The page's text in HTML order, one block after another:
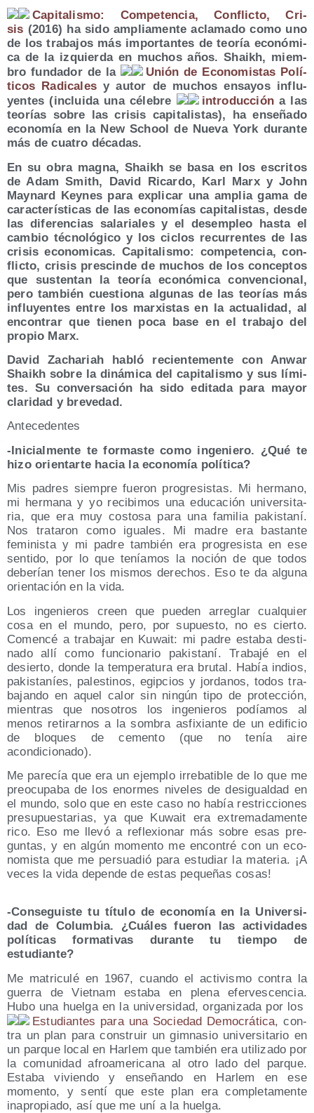
Capi­ta­lis­mo: Com­pe­ten­cia, Con­flic­to, Cri­
sis (2016) ha sido amplia­men­te acla­ma­do como uno
de los tra­ba­jos más impor­tan­tes de teo­ría eco­nó­mi­
ca de la izquier­da en muchos años. Shaikh, miem­
bro fun­da­dor de la
Unión de Eco­no­mis­tas Polí­
ti­cos Radi­ca­lesy autor de muchos ensa­yos influ­
yen­tes (inclui­da una céle­bre
intro­duc­cióna las
teo­rías sobre las cri­sis capi­ta­lis­tas), ha ense­ña­do
eco­no­mía en la New School de Nue­va York duran­te
más de cua­tro décadas.
En su obra mag­na, Shaikh se basa en los escri­tos
de Adam Smith, David Ricar­do, Karl Marx y John
May­nard Key­nes para expli­car una amplia gama de
carac­te­rís­ti­cas de las eco­no­mías capi­ta­lis­tas, des­de
las dife­ren­cias sala­ria­les y el des­em­pleo has­ta el
cam­bio téc­no­ló­gi­co y los ciclos recu­rren­tes de las
cri­sis eco­no­mi­cas. Capi­ta­lis­mo: com­pe­ten­cia, con­
flic­to, cri­sis pres­cin­de de muchos de los con­cep­tos
que sus­ten­tan la teo­ría eco­nó­mi­ca con­ven­cio­nal,
pero tam­bién cues­tio­na algu­nas de las teo­rías más
influ­yen­tes entre los mar­xis­tas en la actua­li­dad, al
encon­trar que tie­nen poca base en el tra­ba­jo del
pro­pio Marx.
David Zacha­riah habló recien­te­men­te con Anwar
Shaikh sobre la diná­mi­ca del capi­ta­lis­mo y sus lími­
tes. Su con­ver­sa­ción ha sido edi­ta­da para mayor
cla­ri­dad y brevedad.
Ante­ce­den­tes
-Ini­cial­men­te te for­mas­te como inge­nie­ro. ¿Qué te
hizo orien­tar­te hacia la eco­no­mía política?
Mis padres siem­pre fue­ron pro­gre­sis­tas. Mi her­mano,
mi her­ma­na y yo reci­bi­mos una edu­ca­ción uni­ver­si­ta­
ria, que era muy cos­to­sa para una fami­lia pakis­ta­ní.
Nos tra­ta­ron como igua­les. Mi madre era bas­tan­te
femi­nis­ta y mi padre tam­bién era pro­gre­sis­ta en ese
sen­ti­do, por lo que tenía­mos la noción de que todos
debe­rían tener los mis­mos dere­chos. Eso te da algu­na
orien­ta­ción en la vida.
Los inge­nie­ros creen que pue­den arre­glar cual­quier
cosa en el mun­do, pero, por supues­to, no es cier­to.
Comen­cé a tra­ba­jar en Kuwait: mi padre esta­ba des­ti­
na­do allí como fun­cio­na­rio pakis­ta­ní. Tra­ba­jé en el
desier­to, don­de la tem­pe­ra­tu­ra era bru­tal. Había indios,
pakis­ta­níes, pales­ti­nos, egip­cios y jor­da­nos, todos tra­
ba­jan­do en aquel calor sin nin­gún tipo de pro­tec­ción,
mien­tras que noso­tros los inge­nie­ros podía­mos al
menos reti­rar­nos a la som­bra asfi­xian­te de un edi­fi­cio
de blo­ques de cemen­to (que no tenía aire
acondicionado).
Me pare­cía que era un ejem­plo irre­ba­ti­ble de lo que me
preo­cu­pa­ba de los enor­mes nive­les de des­igual­dad en
el mun­do, solo que en este caso no había res­tric­cio­nes
pre­su­pues­ta­rias, ya que Kuwait era extre­ma­da­men­te
rico. Eso me lle­vó a refle­xio­nar más sobre esas pre­
gun­tas, y en algún momen­to me encon­tré con un eco­
no­mis­ta que me per­sua­dió para estu­diar la mate­ria. ¡A
veces la vida depen­de de estas peque­ñas cosas!
-Con­se­guis­te tu títu­lo de eco­no­mía en la Uni­ver­si­
dad de Colum­bia. ¿Cuá­les fue­ron las acti­vi­da­des
polí­ti­cas for­ma­ti­vas duran­te tu tiem­po de
estudiante?
Me matri­cu­lé en 1967, cuan­do el acti­vis­mo con­tra la
gue­rra de Viet­nam esta­ba en ple­na efer­ves­cen­cia.
Hubo una huel­ga en la uni­ver­si­dad, orga­ni­za­da por los
Estu­dian­tes para una Socie­dad Demo­crá­ti­ca, con­
tra un plan para cons­truir un gim­na­sio uni­ver­si­ta­rio en
un par­que local en Har­lem que tam­bién era uti­li­za­do por
la comu­ni­dad afro­ame­ri­ca­na al otro lado del par­que.
Esta­ba vivien­do y ense­ñan­do en Har­lem en ese
momen­to, y sen­tí que este plan era com­ple­ta­men­te
inapro­pia­do, así que me uní a la huelga.